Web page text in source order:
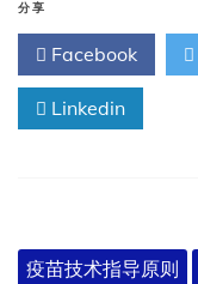
分享
Facebook
Linkedin
疫苗技术指导原则